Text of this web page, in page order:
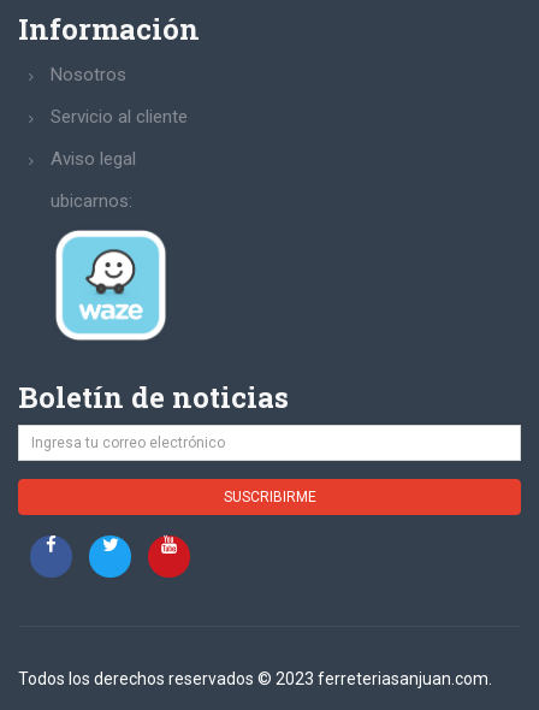
Información
Nosotros
Servicio al cliente
Aviso legal
ubicarnos:
Boletín de noticias
Todos los derechos reservados © 2023 ferreteriasanjuan.com.